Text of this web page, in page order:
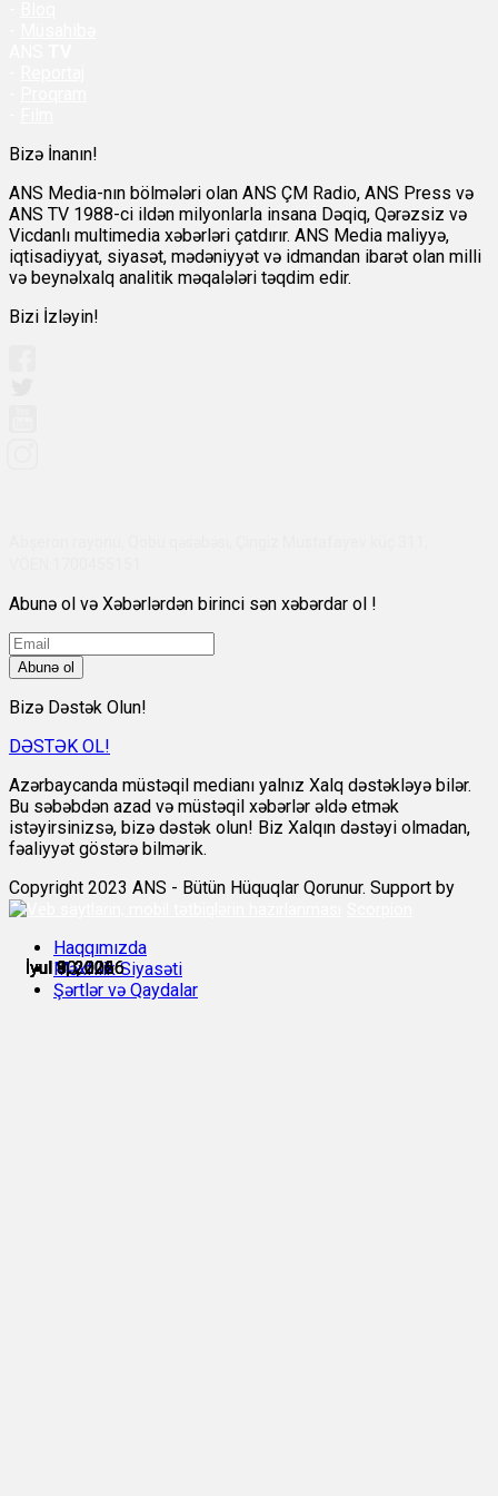
İyul 8, 2026
İyul 8, 2026
İyul 8, 2026
İyul 9, 2026
İyul 10, 2026
İyul 10, 2026
Bizə İnanın!
ANS Media-nın bölmələri olan ANS ÇM Radio, ANS Press və
ANS TV 1988-ci ildən milyonlarla insana Dəqiq, Qərəzsiz və
Vicdanlı multimedia xəbərləri çatdırır. ANS Media maliyyə,
iqtisadiyyat, siyasət, mədəniyyət və idmandan ibarət olan milli
və beynəlxalq analitik məqalələri təqdim edir.
Bizi İzləyin!
Abunə ol və Xəbərlərdən birinci sən xəbərdar ol !
Abunə ol
Bizə Dəstək Olun!
DƏSTƏK OL!
Azərbaycanda müstəqil medianı yalnız Xalq dəstəkləyə bilər.
Bu səbəbdən azad və müstəqil xəbərlər əldə etmək
istəyirsinizsə, bizə dəstək olun! Biz Xalqın dəstəyi olmadan,
fəaliyyət göstərə bilmərik.
Copyright 2023 ANS - Bütün Hüquqlar Qorunur. Support by
Haqqımızda
Məxfilik Siyasəti
Şərtlər və Qaydalar